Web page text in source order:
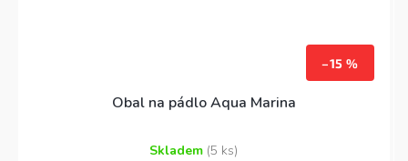
–15 %
Obal na pádlo Aqua Marina
Skladem (5 ks)